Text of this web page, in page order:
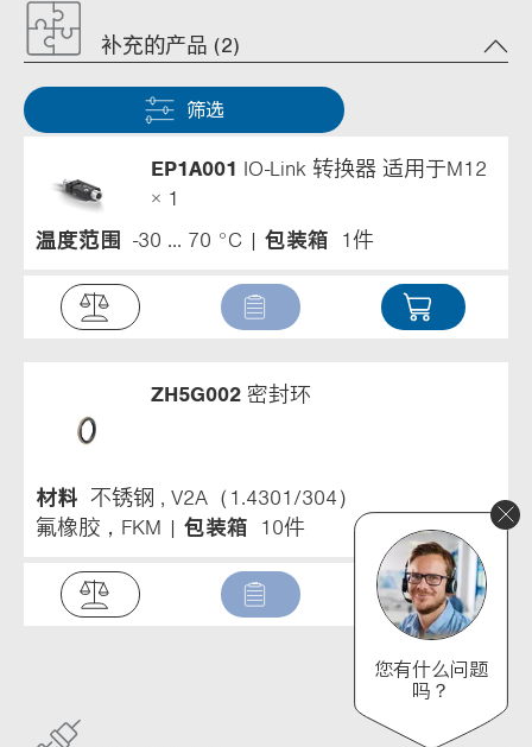
补充的产品 (2)
筛选
EP1A001 IO-Link 转换器 适用于M12
× 1
温度范围
-30 ... 70 °C 包装箱 1件
ZH5G002 密封环
材料
不锈钢 , V2A（1.4301/304）
氟橡胶，FKM
包装箱 10件
您有什么问题
吗？